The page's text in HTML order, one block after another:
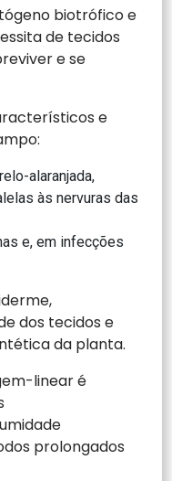
biotrófico e
de tecidos
e se
e
alaranjada,
às nervuras das
e, em infecções
dos tecidos e
da planta.
linear é
prolongados